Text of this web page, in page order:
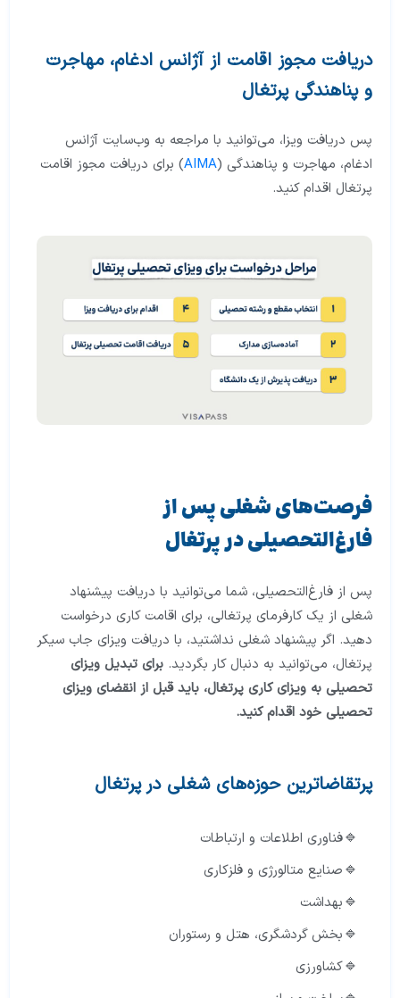
دریافت مجوز اقامت از آژانس ادغام، مهاجرت
و پناهندگی پرتغال
پس دریافت ویزا، می‌توانید با مراجعه به وب‌سایت آژانس
ادغام، مهاجرت و پناهندگی (AIMA) برای دریافت مجوز اقامت
پرتغال اقدام کنید.
فرصت‌های شغلی پس از
فارغ‌التحصیلی در پرتغال
پس از فارغ‌التحصیلی، شما می‌توانید با دریافت پیشنهاد
شغلی از یک کارفرمای پرتغالی، برای اقامت کاری درخواست
دهید. اگر پیشنهاد شغلی نداشتید، با دریافت ویزای جاب سیکر
پرتغال، می‌توانید به دنبال کار بگردید. برای تبدیل ویزای
تحصیلی به ویزای کاری پرتغال، باید قبل از انقضای ویزای
تحصیلی خود اقدام کنید.
پرتقاضاترین حوزه‌های شغلی در پرتغال
فناوری اطلاعات و ارتباطات
صنایع متالورژی و فلزکاری
بهداشت
بخش گردشگری، هتل و رستوران
کشاورزی